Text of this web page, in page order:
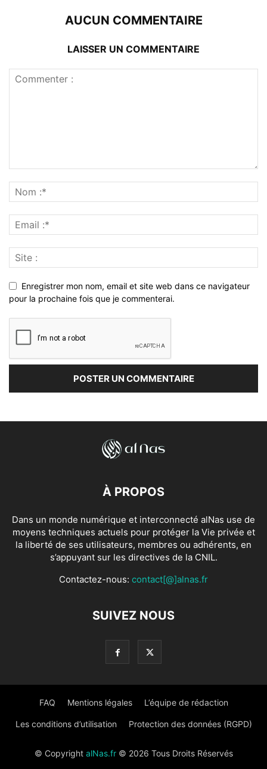
AUCUN COMMENTAIRE
LAISSER UN COMMENTAIRE
Enregistrer mon nom, email et site web dans ce navigateur
pour la prochaine fois que je commenterai.
À PROPOS
Dans un monde numérique et interconnecté alNas use de
moyens techniques actuels pour protéger la Vie privée et
la liberté de ses utilisateurs, membres ou adhérents, en
s’appuyant sur les directives de la CNIL.
Contactez-nous: contact[@]alnas.fr
SUIVEZ NOUS
FAQ Mentions légales L’équipe de rédaction
Les conditions d’utilisation Protection des données (RGPD)
© Copyright alNas.fr© 2026 Tous Droits Réservés